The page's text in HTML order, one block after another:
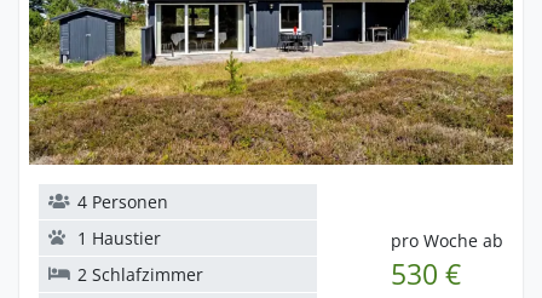
pro Woche ab
530 €
4 Personen
1 Haustier
2 Schlafzimmer